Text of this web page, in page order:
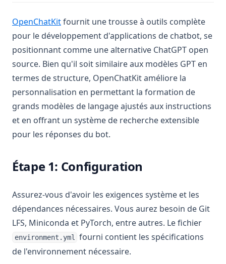
OpenChatKit(opens in a new tab)
fournit une trousse à outils complète
pour le développement d'applications de chatbot, se
positionnant comme une alternative ChatGPT open
source. Bien qu'il soit similaire aux modèles GPT en
termes de structure, OpenChatKit améliore la
personnalisation en permettant la formation de
grands modèles de langage ajustés aux instructions
et en offrant un système de recherche extensible
pour les réponses du bot.
Étape 1: Configuration
Assurez-vous d'avoir les exigences système et les
dépendances nécessaires. Vous aurez besoin de Git
LFS, Miniconda et PyTorch, entre autres. Le fichier
environment.yml fourni contient les spécifications
de l'environnement nécessaire.